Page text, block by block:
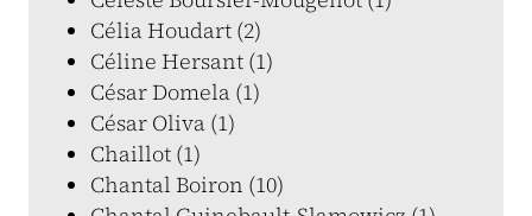
Célia Houdart (2)
Céline Hersant (1)
César Domela (1)
César Oliva (1)
Chaillot (1)
Chantal Boiron (10)